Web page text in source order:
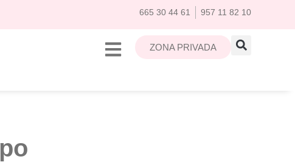
665 30 44 61 957 11 82 10
ZONA PRIVADA